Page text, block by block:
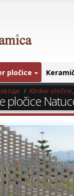
pločice
Klinker pločice,
pločice